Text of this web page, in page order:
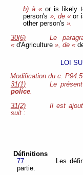
b) à «or is likely
person's », de «or
other person's ».
30(6)
Le
« d'Agriculture», de «
LOI
Modification du c.
31(1)
Le
police.
31(2)
Il est
suit :
Définitions
77
Les
partie.